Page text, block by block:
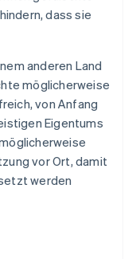
dass sie
anderen Land
möglicherweise
von Anfang
Eigentums
vor Ort, damit
werden